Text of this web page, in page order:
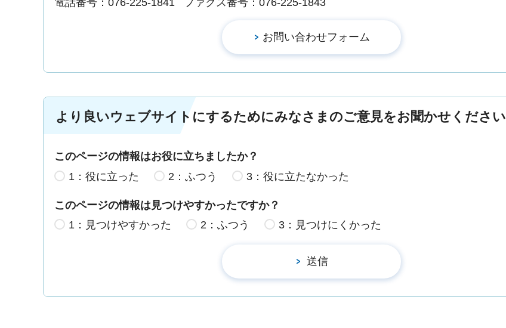
電話番号：076-225-1841
ファクス番号：076-225-1843
より良いウェブサイトにするためにみなさまのご意見をお聞かせください
このページの情報はお役に立ちましたか？
1：役に立った
2：ふつう 3：役に立たなかった
このページの情報は見つけやすかったですか？
1：見つけやすかった
2：ふつう 3：見つけにくかった